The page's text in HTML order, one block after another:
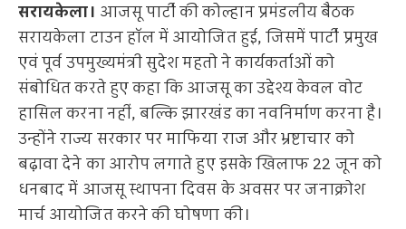
सरायकेला। आजसू पार्टी की कोल्हान प्रमंडलीय बैठक
सरायकेला टाउन हॉल में आयोजित हुई, जिसमें पार्टी प्रमुख
एवं पूर्व उपमुख्यमंत्री सुदेश महतो ने कार्यकर्ताओं को
संबोधित करते हुए कहा कि आजसू का उद्देश्य केवल वोट
हासिल करना नहीं, बल्कि झारखंड का नवनिर्माण करना है।
उन्होंने राज्य सरकार पर माफिया राज और भ्रष्टाचार को
बढ़ावा देने का आरोप लगाते हुए इसके खिलाफ 22 जून को
धनबाद में आजसू स्थापना दिवस के अवसर पर जनाक्रोश
मार्च आयोजित करने की घोषणा की।